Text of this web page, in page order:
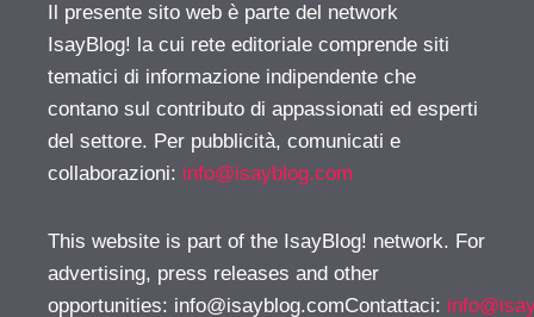
Il presente sito web è parte del network
IsayBlog! la cui rete editoriale comprende siti
tematici di informazione indipendente che
contano sul contributo di appassionati ed esperti
del settore. Per pubblicità, comunicati e
collaborazioni: info@isayblog.com
This website is part of the IsayBlog! network. For
advertising, press releases and other
opportunities: info@isayblog.comContattaci: